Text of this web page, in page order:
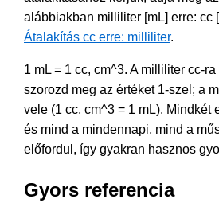
alábbiakban milliliter [mL] erre: cc
Átalakítás cc erre: milliliter.
1 mL = 1 cc, cm^3. A milliliter cc-
szorozd meg az értéket 1-szel; a
vele (1 cc, cm^3 = 1 mL). Mindkét
és mind a mindennapi, mind a
előfordul, így gyakran hasznos
Gyors referencia